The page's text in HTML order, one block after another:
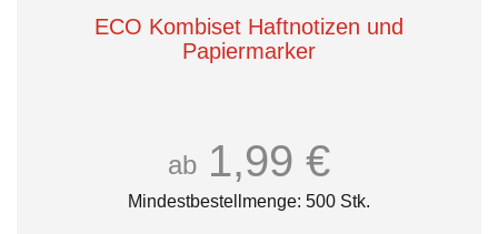
ECO Kombiset Haftnotizen und
Papiermarker
ab 1,99 €
Mindestbestellmenge: 500 Stk.